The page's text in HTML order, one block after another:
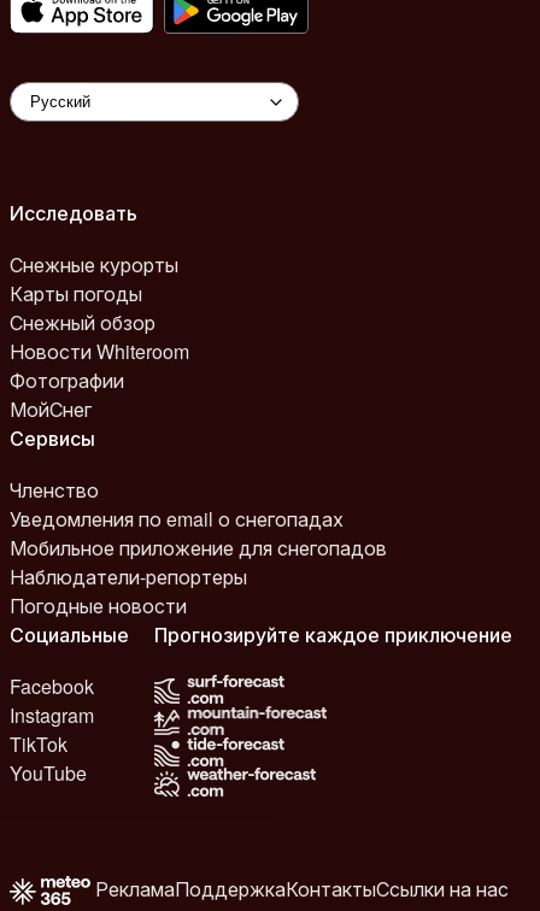
Исследовать
Снежные курорты
Карты погоды
Снежный обзор
Новости Whiteroom
Фотографии
МойСнег
Сервисы
Членство
Уведомления по email о снегопадах
Мобильное приложение для снегопадов
Наблюдатели-репортеры
Погодные новости
Социальные
Facebook
Instagram
TikTok
YouTube
Прогнозируйте каждое приключение
РекламаПоддержкаКонтактыСсылки на нас